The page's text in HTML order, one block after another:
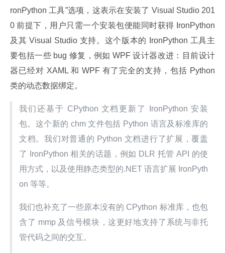
ronPython 工具”选项，这表示在安装了 Visual Studio 201
0 前提下，用户只需一个安装包便能同时获得 IronPython
及其 Visual Studio 支持。这个版本的 IronPython 工具主
要包括一些 bug 修复，例如 WPF 设计器改进：目前设计
器已经对 XAML 和 WPF 有了完全的支持，包括 Python
类的动态数据绑定。
我们还基于 CPython 文档更新了 IronPython 安装
包。这个新的 chm 文件包括 Python 语言及标准库的
文档。我们对普通的 Python 文档进行了扩展，覆盖
了 IronPython 相关的话题，例如 DLR 托管 API 的使
用方式，以及使用静态类型的.NET 语言扩展 IronPyth
on 等等。
我们也补充了一些原本没有的 CPython 标准库，也包
含了 mmp 及信号模块，这更好地支持了系统与非托
管代码之间的交互。